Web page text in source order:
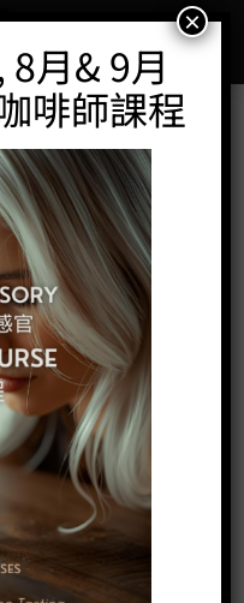
月& 9月
啡師課程
×